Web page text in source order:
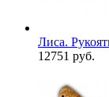
Лиса.
12751 руб.